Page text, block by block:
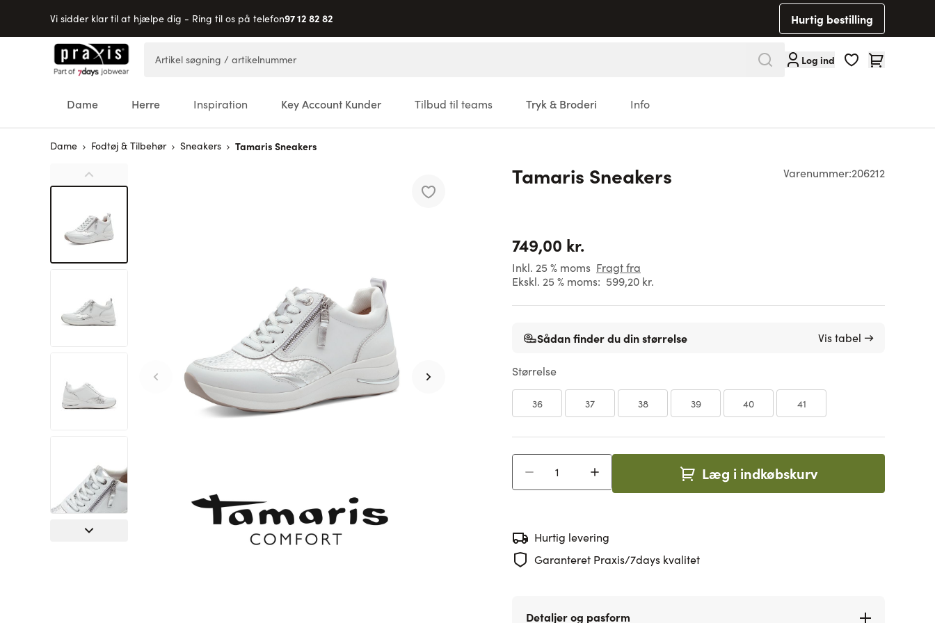
Vi sidder klar til at hjælpe dig - Ring til os på telefon97 12 82 82 Hurtig bestilling
Skip to Content
Log ind Cart
Dame Herre Inspiration Key Account Kunder Tilbud til teams Tryk & Broderi Info
Dame Fodtøj & Tilbehør Sneakers Tamaris Sneakers
Varenummer:206212
Tamaris Sneakers
749,00 kr.
Inkl. 25 % moms Fragt fra
Ekskl. 25 % moms: 599,20 kr.
Sådan finder du din størrelse Vis tabel →
Størrelse
36 37 38 39 40 41
Læg i indkøbskurv
Hurtig levering
Garanteret Praxis/7days kvalitet
Detaljer og pasform